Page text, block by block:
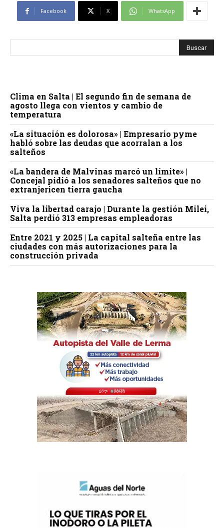
Facebook X WhatsApp
Clima en Salta | El segundo fin de semana de
agosto llega con vientos y cambio de
temperatura
«La situación es dolorosa» | Empresario pyme
habló sobre las deudas que acorralan a los
salteños
«La bandera de Malvinas marcó un límite» |
Concejal pidió a los senadores salteños que no
extranjericen tierra gaucha
Viva la libertad carajo | Durante la gestión Milei,
Salta perdió 313 empresas empleadoras
Entre 2021 y 2025 | La capital salteña entre las
ciudades con más autorizaciones para la
construcción privada